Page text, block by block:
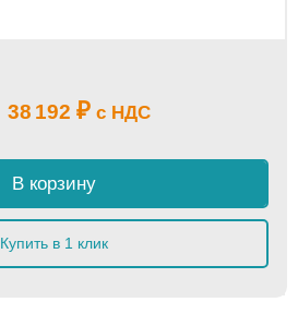
38 192 ₽ с НДС
В корзину
Купить в 1 клик